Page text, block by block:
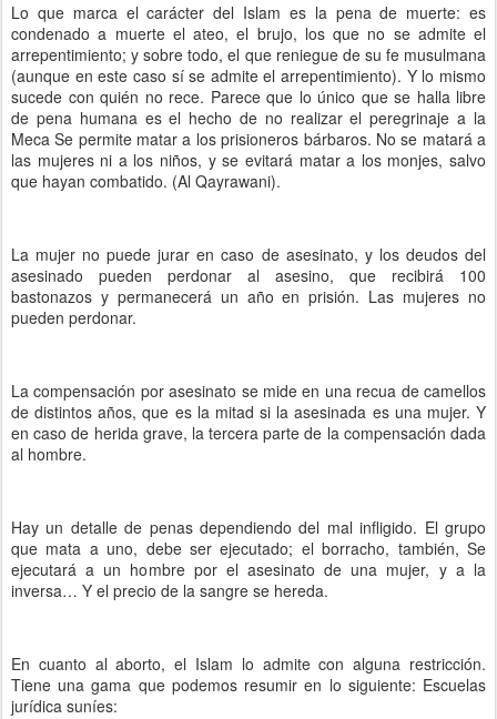
Lo que marca el carácter del Islam es la pena de muerte: es
condenado a muerte el ateo, el brujo, los que no se admite el
arrepentimiento; y sobre todo, el que reniegue de su fe musulmana
(aunque en este caso sí se admite el arrepentimiento). Y lo mismo
sucede con quién no rece. Parece que lo único que se halla libre
de pena humana es el hecho de no realizar el peregrinaje a la
Meca Se permite matar a los prisioneros bárbaros. No se matará a
las mujeres ni a los niños, y se evitará matar a los monjes, salvo
que hayan combatido. (Al Qayrawani).
La mujer no puede jurar en caso de asesinato, y los deudos del
asesinado pueden perdonar al asesino, que recibirá 100
bastonazos y permanecerá un año en prisión. Las mujeres no
pueden perdonar.
La compensación por asesinato se mide en una recua de camellos
de distintos años, que es la mitad si la asesinada es una mujer. Y
en caso de herida grave, la tercera parte de la compensación dada
al hombre.
Hay un detalle de penas dependiendo del mal infligido. El grupo
que mata a uno, debe ser ejecutado; el borracho, también, Se
ejecutará a un hombre por el asesinato de una mujer, y a la
inversa… Y el precio de la sangre se hereda.
En cuanto al aborto, el Islam lo admite con alguna restricción.
Tiene una gama que podemos resumir en lo siguiente: Escuelas
jurídica suníes: